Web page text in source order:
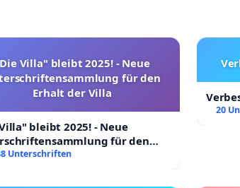
Villa" bleibt 2025! - Neue
für den
Erhalt der Villa
bleibt 2025! - Neue
für den
der Villa
Unterschriften
20